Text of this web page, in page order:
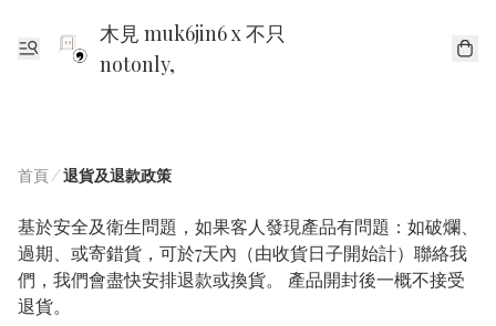
木見 muk6jin6 x 不只
notonly,
首頁/退貨及退款政策
基於安全及衛生問題，如果客人發現產品有問題：如破爛、
過期、或寄錯貨，可於7天內（由收貨日子開始計）聯絡我
們，我們會盡快安排退款或換貨。 產品開封後一概不接受
退貨。